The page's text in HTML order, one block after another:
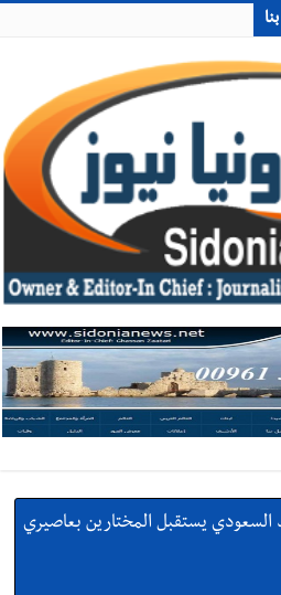
يستقبل المختارين بعاصيري